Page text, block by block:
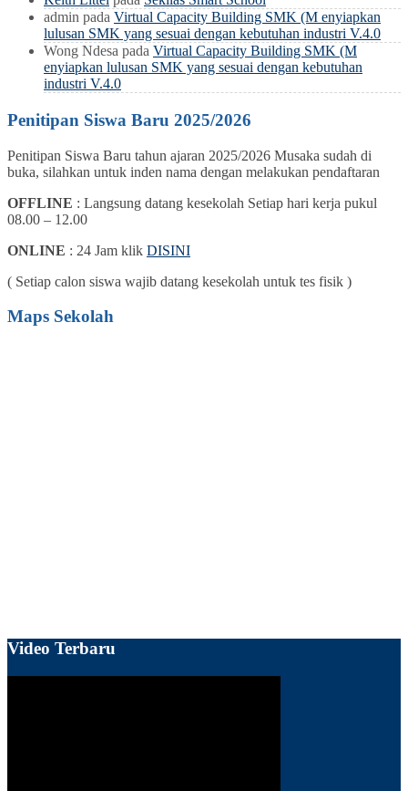
admin pada Virtual Capacity Building SMK (M enyiapkan
lulusan SMK yang sesuai dengan kebutuhan industri V.4.0
Wong Ndesa pada Virtual Capacity Building SMK (M
enyiapkan lulusan SMK yang sesuai dengan kebutuhan
industri V.4.0
Penitipan Siswa Baru 2025/2026
Penitipan Siswa Baru tahun ajaran 2025/2026 Musaka sudah di
buka, silahkan untuk inden nama dengan melakukan pendaftaran
OFFLINE : Langsung datang kesekolah Setiap hari kerja pukul
08.00 – 12.00
ONLINE : 24 Jam klik DISINI
( Setiap calon siswa wajib datang kesekolah untuk tes fisik )
Maps Sekolah
Video Terbaru